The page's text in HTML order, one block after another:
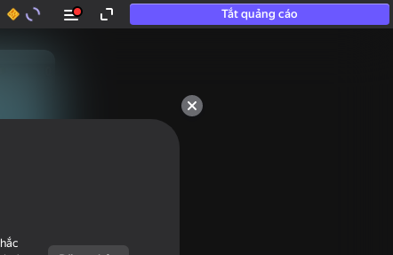
Tắt quảng cáo